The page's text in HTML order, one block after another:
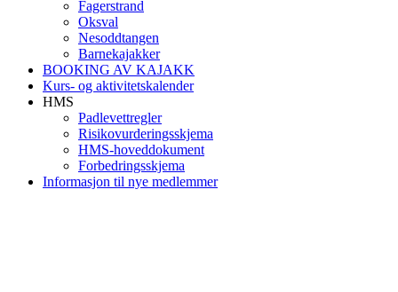
Fagerstrand
Oksval
Nesoddtangen
Barnekajakker
BOOKING AV KAJAKK
Kurs- og aktivitetskalender
HMS
Padlevettregler
Risikovurderingsskjema
HMS-hoveddokument
Forbedringsskjema
Informasjon til nye medlemmer